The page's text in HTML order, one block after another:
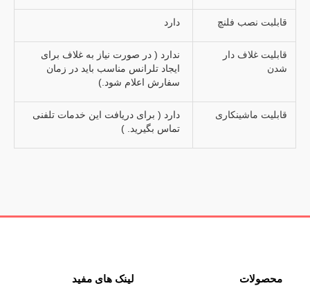
قابلبت نصب فلنچ دارد
قابلیت غلاف دار
شدن
ندارد ( در صورت نیاز به غلاف برای
ایجاد تلرانس مناسب باید در زمان
سفارش اعلام شود.)
قابلیت ماشینکاری
دارد ( برای دریافت این خدمات تلفنی
تماس بگیرید. )
محصولات لینک های مفید